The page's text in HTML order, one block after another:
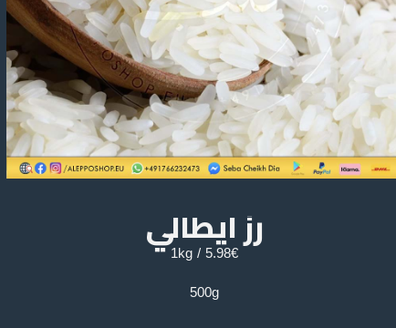
رز ايطالي
5.98€ / 1kg
500g